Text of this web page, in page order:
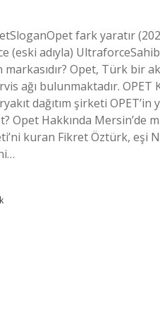
fark yaratır
adıyla)
markasıdır? Opet, Türk
ağı bulunmaktadır. OPET
dağıtım şirketi
Opet Hakkında
kuran Fikret Öztürk, eşi